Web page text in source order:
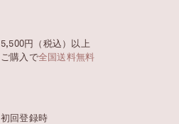
5,500円（税込）以上
ご購入で全国送料無料
初回登録時